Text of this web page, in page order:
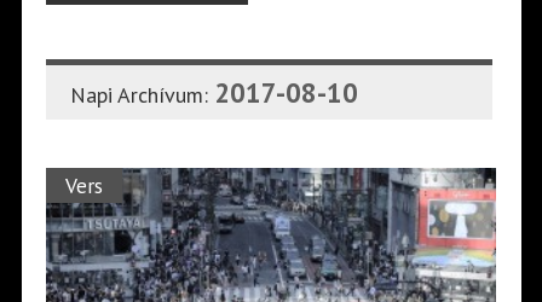
Napi Archívum: 2017-08-10
Vers